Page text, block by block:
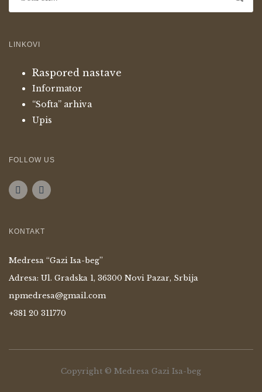
LINKOVI
Raspored nastave
Informator
“Softa” arhiva
Upis
FOLLOW US
KONTAKT
Medresa “Gazi Isa-beg”
Adresa: Ul. Gradska 1, 36300 Novi Pazar, Srbija
npmedresa@gmail.com
+381 20 311770
Copyright © Medresa Gazi Isa-beg